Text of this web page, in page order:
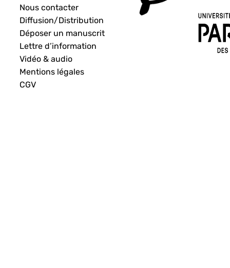
Nous contacter
Diffusion/Distribution
Déposer un manuscrit
Lettre d’information
Vidéo & audio
Mentions légales
CGV